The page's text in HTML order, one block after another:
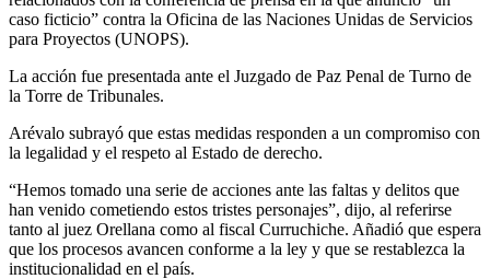
caso ficticio” contra la Oficina de las Naciones Unidas de Servicios
para Proyectos (UNOPS).
La acción fue presentada ante el Juzgado de Paz Penal de Turno de
la Torre de Tribunales.
Arévalo subrayó que estas medidas responden a un compromiso con
la legalidad y el respeto al Estado de derecho.
“Hemos tomado una serie de acciones ante las faltas y delitos que
han venido cometiendo estos tristes personajes”, dijo, al referirse
tanto al juez Orellana como al fiscal Curruchiche. Añadió que espera
que los procesos avancen conforme a la ley y que se restablezca la
institucionalidad en el país.